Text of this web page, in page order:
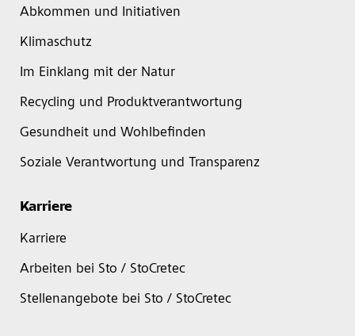
Abkommen und Initiativen
Klimaschutz
Im Einklang mit der Natur
Recycling und Produktverantwortung
Gesundheit und Wohlbefinden
Soziale Verantwortung und Transparenz
Karriere
Karriere
Arbeiten bei Sto / StoCretec
Stellenangebote bei Sto / StoCretec